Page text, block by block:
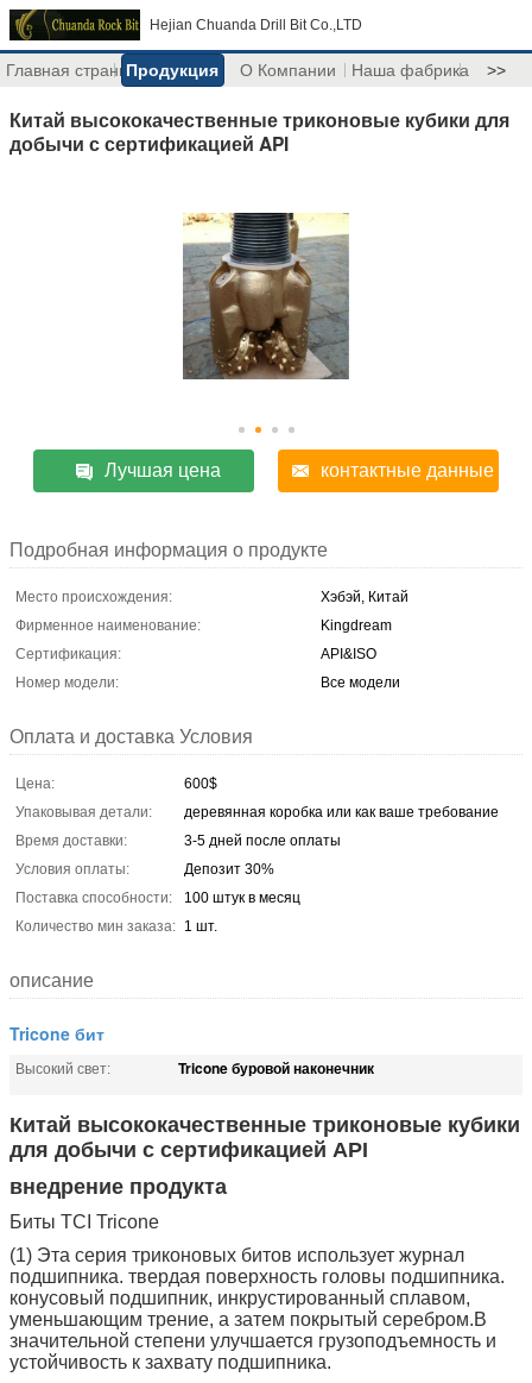
Hejian Chuanda Drill Bit Co.,LTD
Главная страницаПродукция О Компании Наша фабрика >>
Китай высококачественные триконовые кубики для
добычи с сертификацией API
Лучшая цена контактные данные
Подробная информация о продукте
Место происхождения:
Хэбэй, Китай
Фирменное наименование:
Kingdream
Сертификация:
API&ISO
Номер модели:
Все модели
Оплата и доставка Условия
Цена:
600$
Упаковывая детали:
деревянная коробка или как ваше требование
Время доставки:
3-5 дней после оплаты
Условия оплаты:
Депозит 30%
Поставка способности:
100 штук в месяц
Количество мин заказа: 1 шт.
описание
Tricone бит
Высокий свет: Tricone буровой наконечник
Китай высококачественные триконовые кубики
для добычи с сертификацией API
внедрение продукта
Биты TCI Tricone
(1) Эта серия триконовых битов использует журнал
подшипника. твердая поверхность головы подшипника.
конусовый подшипник, инкрустированный сплавом,
уменьшающим трение, а затем покрытый серебром.В
значительной степени улучшается грузоподъемность и
устойчивость к захвату подшипника.